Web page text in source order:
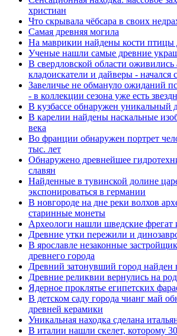
христиан
Что скрывала чёбсара в своих
Самая древняя могила
На маврикии найдены кости птицы
Ученые нашли самые древние
В свердловской области оживились
кладоискатели и дайверы - начался
Завеличье не обмануло ожиданий
- в коллекции сезона уже есть
В кузбассе обнаружен уникальный
В карелии найдены наскальные
века
Во франции обнаружен портрет
тыс. лет
Обнаружено древнейшее
славян
Найденные в тувинской долине
экспонироваться в германии
В новгороде на дне реки волхов
старинные монеты
Археологи нашли шведские фрегат
Древние утки пережили и
В ярославле незаконные
древнего города
Древний затонувший город найден
Древние реликвии вернулись на
Ядерное проклятье египетских
В детском саду города чианг май
древней керамики
Уникальная находка сделана
В италии нашли скелет, которому